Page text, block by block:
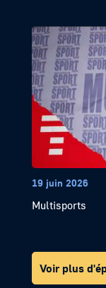
19 juin 2026
Multisports
Voir plus